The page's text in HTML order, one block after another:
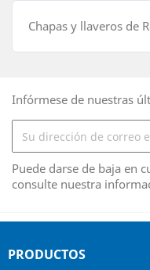
Chapas y llaveros de
Infórmese de nuestras
Puede darse de baja en
consulte nuestra
PRODUCTOS